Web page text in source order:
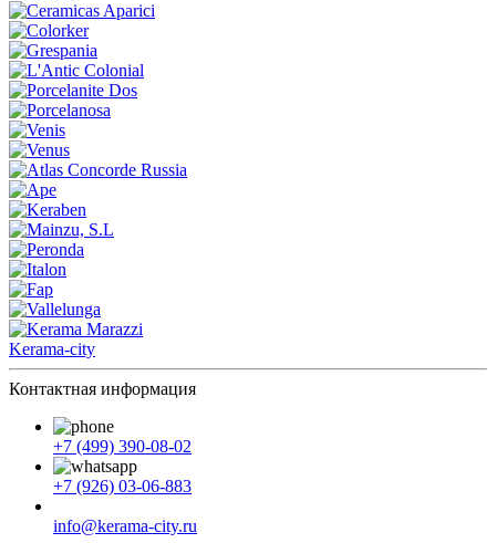
Kerama-city
Контактная информация
+7 (499) 390-08-02
+7 (926) 03-06-883
info@kerama-city.ru